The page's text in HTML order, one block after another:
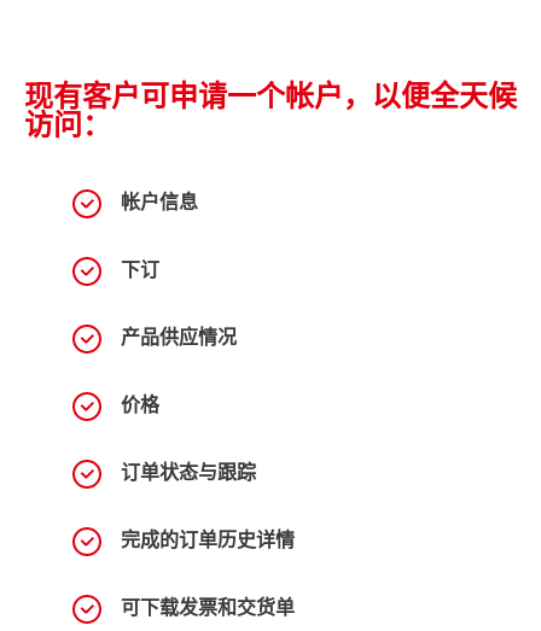
现有客户可申请一个帐户，以便全天候
访问：
帐户信息
下订
产品供应情况
价格
订单状态与跟踪
完成的订单历史详情
可下载发票和交货单